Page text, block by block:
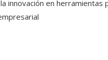
innovación en herramientas